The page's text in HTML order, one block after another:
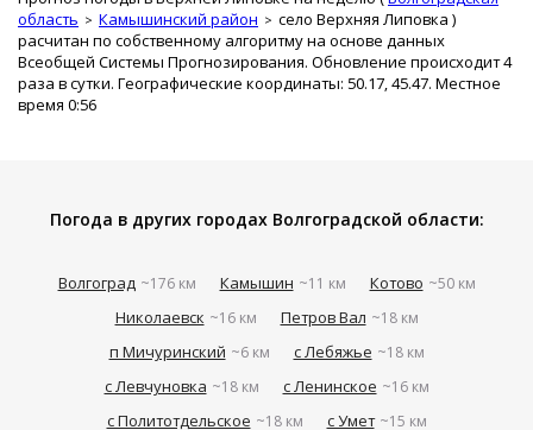
область
Камышинский район село Верхняя Липовка )
расчитан по собственному алгоритму на основе данных
Всеобщей Системы Прогнозирования. Обновление происходит 4
раза в сутки. Географические координаты: 50.17, 45.47. Местное
время 0:56
Погода в других городах Волгоградской области:
Волгоград ~176 км Камышин ~11 км Котово ~50 км
Николаевск ~16 км Петров Вал ~18 км
п Мичуринский ~6 км с Лебяжье ~18 км
с Левчуновка ~18 км с Ленинское ~16 км
с Политотдельское ~18 км с Умет ~15 км